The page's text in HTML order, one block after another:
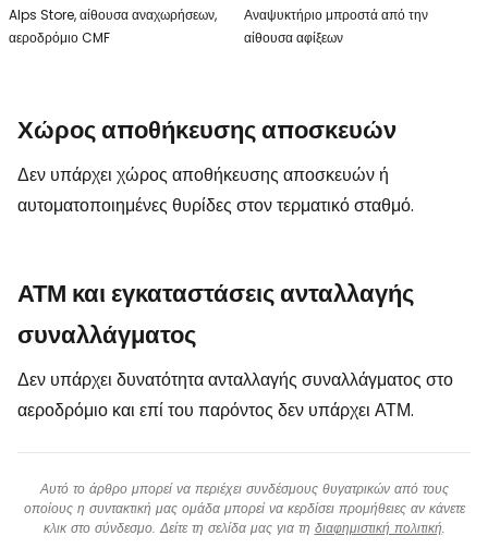
Alps Store, αίθουσα αναχωρήσεων,
αεροδρόμιο CMF
Αναψυκτήριο μπροστά από την
αίθουσα αφίξεων
Χώρος αποθήκευσης αποσκευών
Δεν υπάρχει χώρος αποθήκευσης αποσκευών ή
αυτοματοποιημένες θυρίδες στον τερματικό σταθμό.
ΑΤΜ και εγκαταστάσεις ανταλλαγής
συναλλάγματος
Δεν υπάρχει δυνατότητα ανταλλαγής συναλλάγματος στο
αεροδρόμιο και επί του παρόντος δεν υπάρχει ΑΤΜ.
Αυτό το άρθρο μπορεί να περιέχει συνδέσμους θυγατρικών από τους
οποίους η συντακτική μας ομάδα μπορεί να κερδίσει προμήθειες αν κάνετε
κλικ στο σύνδεσμο. Δείτε τη σελίδα μας για τη διαφημιστική πολιτική.